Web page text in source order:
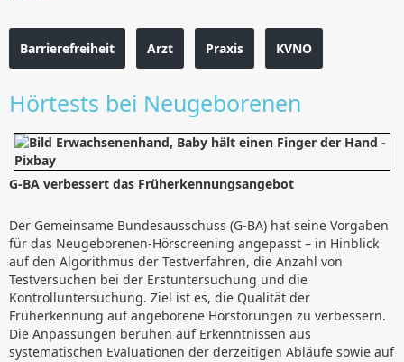
Barrierefreiheit Arzt Praxis KVNO
Hörtests bei Neugeborenen
G-BA verbessert das Früherkennungsangebot
Der Gemeinsame Bundesausschuss (G-BA) hat seine Vorgaben
für das Neugeborenen-Hörscreening angepasst – in Hinblick
auf den Algorithmus der Testverfahren, die Anzahl von
Testversuchen bei der Erstuntersuchung und die
Kontrolluntersuchung. Ziel ist es, die Qualität der
Früherkennung auf angeborene Hörstörungen zu verbessern.
Die Anpassungen beruhen auf Erkenntnissen aus
systematischen Evaluationen der derzeitigen Abläufe sowie auf